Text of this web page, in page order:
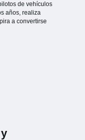
de vehículos
años, realiza
a convertirse